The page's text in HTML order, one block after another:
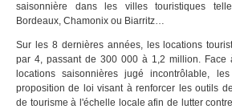
saisonnière dans les villes touristiques
Bordeaux, Chamonix ou Biarritz…
Sur les 8 dernières années, les locations
par 4, passant de 300 000 à 1,2 million. Face
locations saisonnières jugé incontrôlable,
proposition de loi visant à renforcer les outils
de tourisme à l'échelle locale afin de lutter